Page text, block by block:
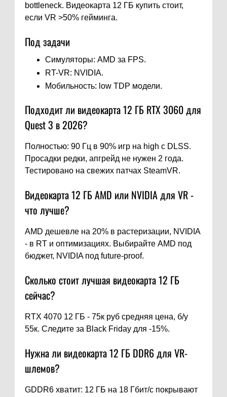
bottleneck. Видеокарта 12 ГБ купить стоит,
если VR >50% гейминга.
Под задачи
Симуляторы: AMD за FPS.
RT-VR: NVIDIA.
Мобильность: low TDP модели.
Подходит ли видеокарта 12 ГБ RTX 3060 для
Quest 3 в 2026?
Полностью: 90 Гц в 90% игр на high с DLSS.
Просадки редки, апгрейд не нужен 2 года.
Тестировано на свежих патчах SteamVR.
Видеокарта 12 ГБ AMD или NVIDIA для VR -
что лучше?
AMD дешевле на 20% в растеризации, NVIDIA
- в RT и оптимизациях. Выбирайте AMD под
бюджет, NVIDIA под future-proof.
Сколько стоит лучшая видеокарта 12 ГБ
сейчас?
RTX 4070 12 ГБ - 75к руб средняя цена, б/у
55к. Следите за Black Friday для -15%.
Нужна ли видеокарта 12 ГБ DDR6 для VR-
шлемов?
GDDR6 хватит: 12 ГБ на 18 Гбит/с покрывают